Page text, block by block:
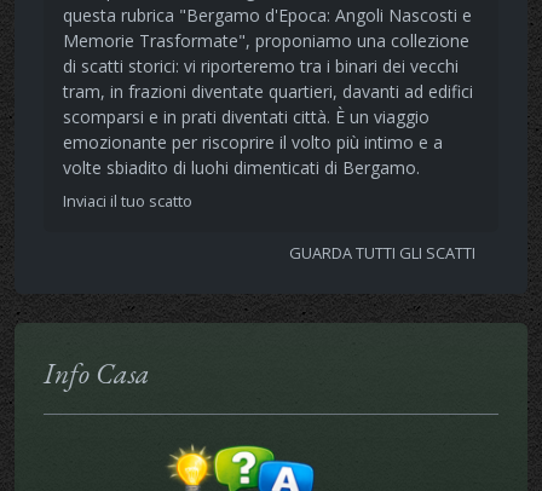
questa rubrica "Bergamo d'Epoca: Angoli Nascosti e
Memorie Trasformate", proponiamo una collezione
di scatti storici: vi riporteremo tra i binari dei vecchi
tram, in frazioni diventate quartieri, davanti ad edifici
scomparsi e in prati diventati città. È un viaggio
emozionante per riscoprire il volto più intimo e a
volte sbiadito di luohi dimenticati di Bergamo.
Inviaci il tuo scatto
GUARDA TUTTI GLI SCATTI
Info Casa